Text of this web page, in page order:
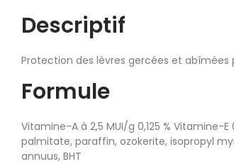
Descriptif
Protection des lèvres gercées et abîmées
Formule
Vitamine-A à 2,5 MUI/g 0,125 % Vitamine-
palmitate, paraffin, ozokerite, isopropyl
annuus, BHT